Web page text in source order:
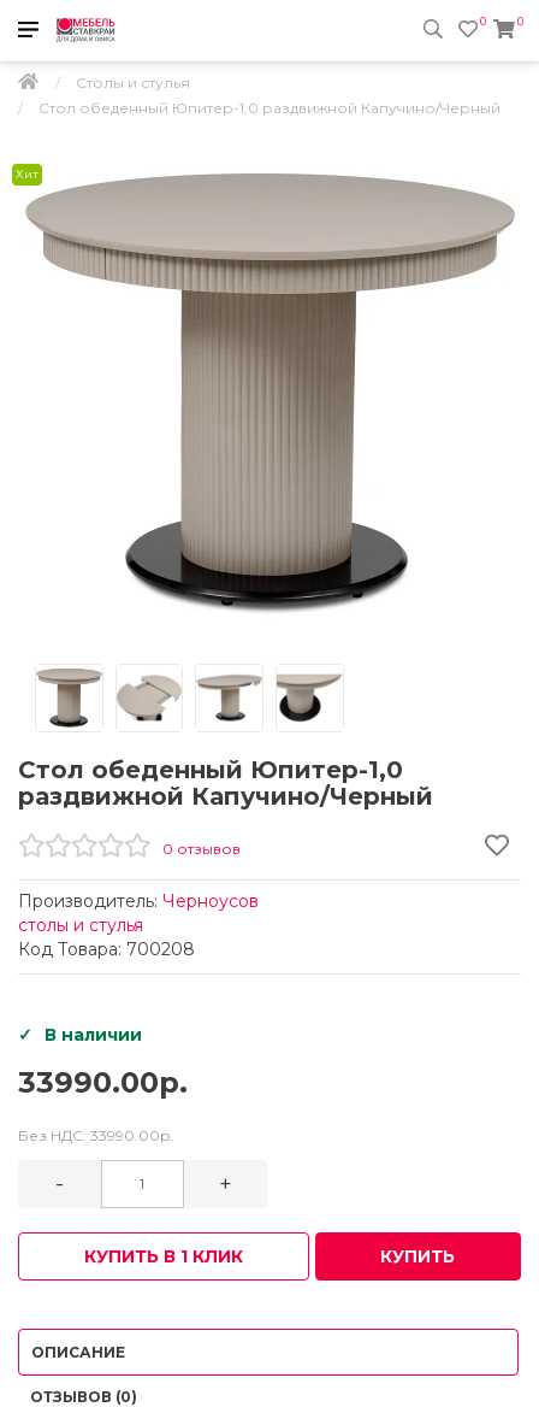
0
0
Столы и стулья
Стол обеденный Юпитер-1,0 раздвижной Капучино/Черный
Хит
Стол обеденный Юпитер-1,0
раздвижной Капучино/Черный
0 отзывов
Производитель: Черноусов
столы и стулья
Код Товара: 700208
В наличии
33990.00р.
Без НДС: 33990.00р.
- +
КУПИТЬ В 1 КЛИК КУПИТЬ
ОПИСАНИЕ
ОТЗЫВОВ (0)